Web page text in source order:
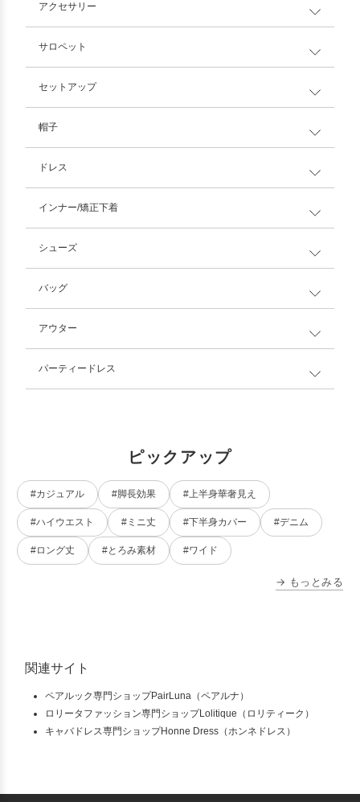
アクセサリー
サロペット
セットアップ
帽子
ドレス
インナー/矯正下着
シューズ
バッグ
アウター
パーティードレス
ピックアップ
#カジュアル #脚長効果 #上半身華奢見え
#ハイウエスト #ミニ丈 #下半身カバー #デニム
#ロング丈 #とろみ素材 #ワイド
→ もっとみる
関連サイト
ペアルック専門ショップPairLuna（ペアルナ）
ロリータファッション専門ショップLolitique（ロリティーク）
キャバドレス専門ショップHonne Dress（ホンネドレス）